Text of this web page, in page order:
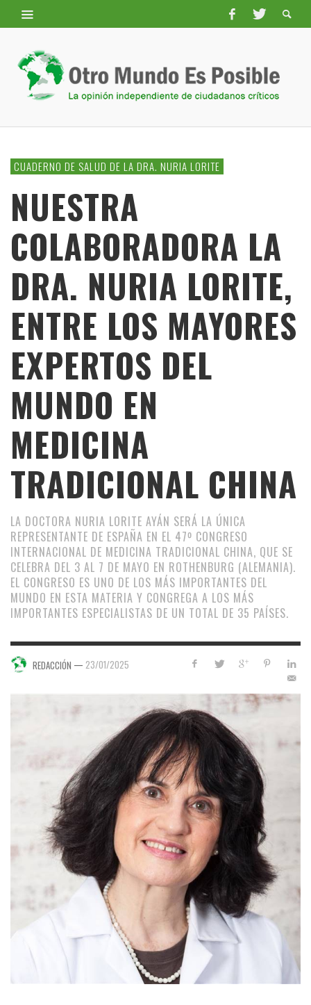
CUADERNO DE SALUD DE LA DRA. NURIA LORITE
NUESTRA
COLABORADORA LA
DRA. NURIA LORITE,
ENTRE LOS MAYORES
EXPERTOS DEL
MUNDO EN
MEDICINA
TRADICIONAL CHINA
LA DOCTORA NURIA LORITE AYÁN SERÁ LA ÚNICA
REPRESENTANTE DE ESPAÑA EN EL 47º CONGRESO
INTERNACIONAL DE MEDICINA TRADICIONAL CHINA, QUE SE
CELEBRA DEL 3 AL 7 DE MAYO EN ROTHENBURG (ALEMANIA).
EL CONGRESO ES UNO DE LOS MÁS IMPORTANTES DEL
MUNDO EN ESTA MATERIA Y CONGREGA A LOS MÁS
IMPORTANTES ESPECIALISTAS DE UN TOTAL DE 35 PAÍSES.
REDACCIÓN — 23/01/2025